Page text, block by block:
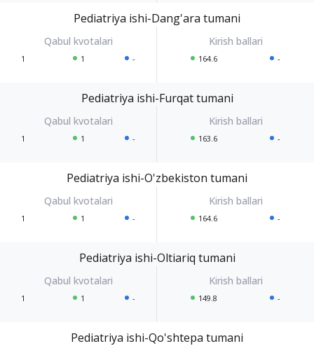
Pediatriya ishi-Dang'ara tumani
1 1 - 164.6 -
Pediatriya ishi-Furqat tumani
1 1 - 163.6 -
Pediatriya ishi-O'zbekiston tumani
1 1 - 164.6 -
Pediatriya ishi-Oltiariq tumani
1 1 - 149.8 -
Pediatriya ishi-Qo'shtepa tumani